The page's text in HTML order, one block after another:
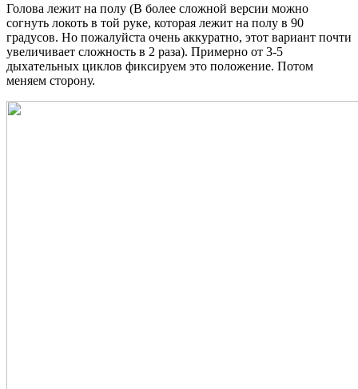
Голова лежит на полу (В более сложной версии можно
согнуть локоть в той руке, которая лежит на полу в 90
градусов. Но пожалуйста очень аккуратно, этот вариант почти
увеличивает сложность в 2 раза). Примерно от 3-5
дыхательных циклов фиксируем это положение. Потом
меняем сторону.